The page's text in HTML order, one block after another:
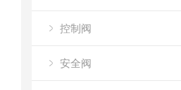
控制阀
安全阀